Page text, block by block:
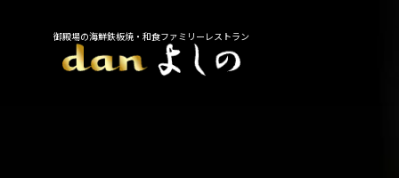
御殿場の海鮮鉄板焼・和食ファミリーレストラン